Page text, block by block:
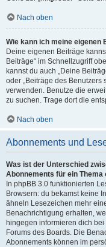
Nach oben
Wie kann ich meine eigenen
Deine eigenen Beiträge
Beiträge“ im Schnellzugriff
kannst du auch „Deine
oder „Beiträge des Benutzers
verwenden. Benutze die
zu suchen. Trage dort die
Nach oben
Abonnements und
Was ist der Unterschied
Abonnements für ein Thema
In phpBB 3.0 funktionierten
Browsern: du bekamst keine
ähneln Lesezeichen mehr
Benachrichtigung erhalten,
hingegen informieren dich
Forums des Boards. Die
Abonnements können im